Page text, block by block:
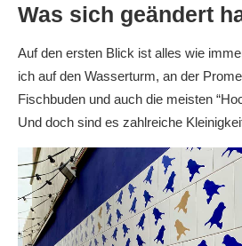
Was sich geändert
Auf den ersten Blick ist alles wie
ich auf den Wasserturm, an der
Fischbuden und auch die meisten
Und doch sind es zahlreiche